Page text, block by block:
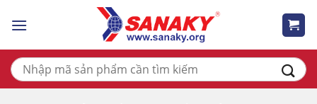
Tìm
kiếm: